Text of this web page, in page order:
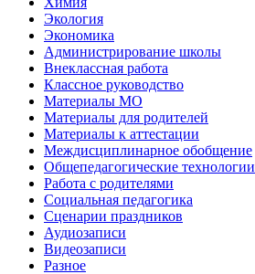
Экология
Экономика
Администрирование школы
Внеклассная работа
Классное руководство
Материалы МО
Материалы для родителей
Материалы к аттестации
Междисциплинарное обобщение
Общепедагогические технологии
Работа с родителями
Социальная педагогика
Сценарии праздников
Аудиозаписи
Видеозаписи
Разное